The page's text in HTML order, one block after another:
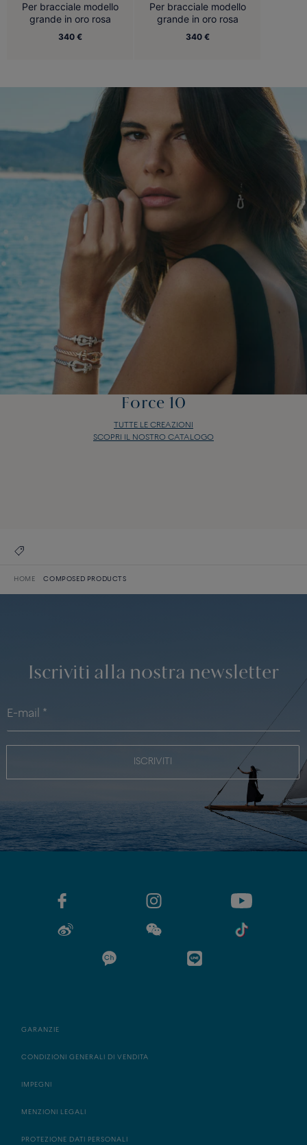
Per bracciale modello
grande in oro rosa
340 €
Per bracciale modello
grande in oro rosa
340 €
Force 10
TUTTE LE CREAZIONI
SCOPRI IL NOSTRO CATALOGO
HOME COMPOSED PRODUCTS
Iscriviti alla nostra newsletter
ISCRIVITI
GARANZIE
CONDIZIONI GENERALI DI VENDITA
IMPEGNI
MENZIONI LEGALI
PROTEZIONE DATI PERSONALI